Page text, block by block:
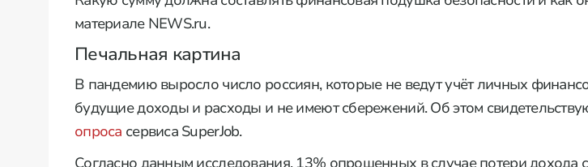
материале NEWS.ru.
Печальная картина
В пандемию выросло число россиян, которые не ведут учёт личных
будущие доходы и расходы и не имеют сбережений. Об этом
опроса сервиса SuperJob.
Согласно данным исследования, 13% опрошенных в случае потери дохода